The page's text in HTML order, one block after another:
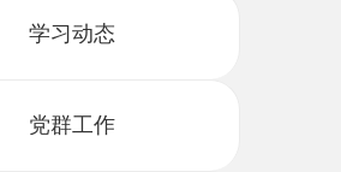
学习动态
党群工作